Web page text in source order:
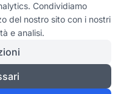
Condividiamo
del nostro sito con i nostri
e analisi.